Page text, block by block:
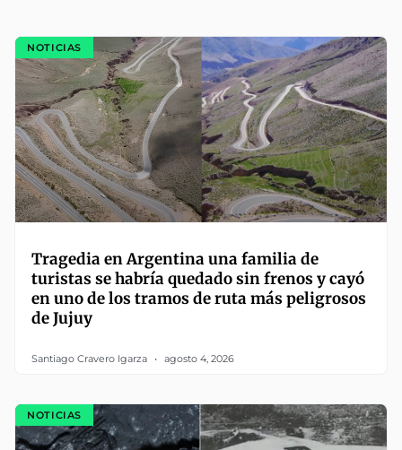
NOTICIAS
Tragedia en Argentina una familia de
turistas se habría quedado sin frenos y cayó
en uno de los tramos de ruta más peligrosos
de Jujuy
Santiago Cravero Igarza agosto 4, 2026
NOTICIAS